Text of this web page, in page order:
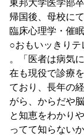
東邦大学医学部
帰国後、母校に
臨床心理学・催
○おもいッきりテ
。「医者は病気
在も現役で診療
ており、長年の
がら、からだや
と知恵をわかり
ってて知らない